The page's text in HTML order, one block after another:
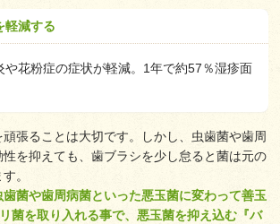
軽減する
や花粉症の症状が軽減。1年で約57％湿疹面
張ることは大切です。しかし、虫歯菌や歯周
を抑えても、歯ブラシを少し怠ると菌は元の
。
歯菌や歯周病菌といった悪玉菌に変わって善玉
菌を取り入れる事で、悪玉菌を抑え込む『バ